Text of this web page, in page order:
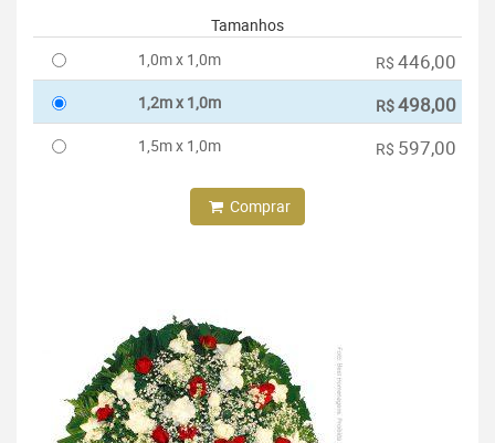
Tamanhos
1,0m x 1,0m
R$ 446,00
1,2m x 1,0m R$498,00
1,5m x 1,0m R$ 597,00
Comprar